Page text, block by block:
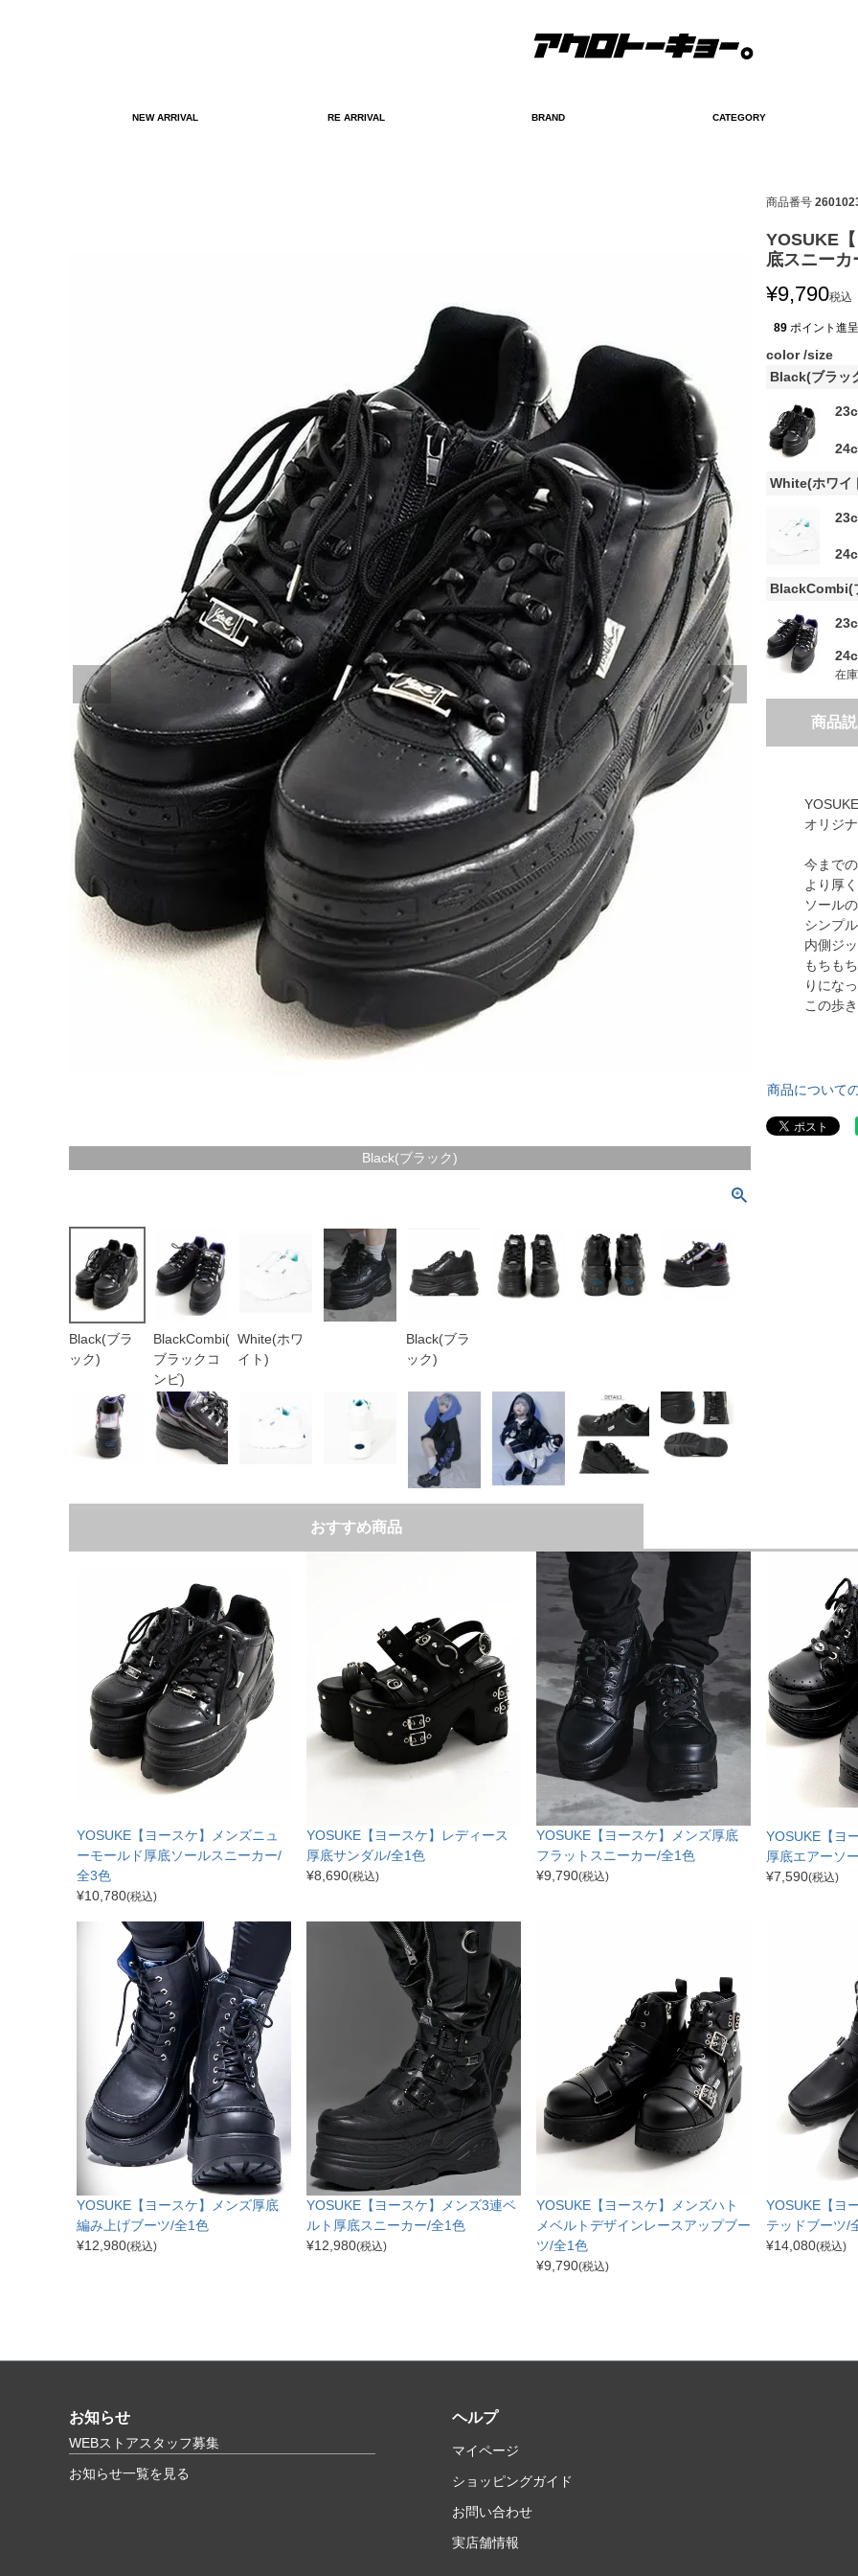
NEW ARRIVAL RE ARRIVAL BRAND
CATEGORY
Black(ブラック)
Black(ブラ
ック)
BlackCombi(
ブラックコ
ンビ)
White(ホワ
イト)
Black(ブラ
ック)
商品番号
YOSUKE
底スニーカ
¥9,790税込
89 ポイント進呈
color size
Black(ブラッ
White(ホワイ
BlackCombi(
在
商品
オリジ
今まで
より厚
ソール
シンプ
内側ジ
もちも
りにな
この歩
商品について
おすすめ商品
YOSUKE【ヨースケ】メンズニュ
ーモールド厚底ソールスニーカー/
全3色
¥10,780(税込)
YOSUKE【ヨースケ】レディース
厚底サンダル/全1色
¥8,690(税込)
YOSUKE【ヨースケ】メンズ厚底
フラットスニーカー/全1色
¥9,790(税込)
YOSUKE【ヨ
厚底エアーソ
¥7,590(税込)
YOSUKE【ヨースケ】メンズ厚底
編み上げブーツ/全1色
¥12,980(税込)
YOSUKE【ヨースケ】メンズ3連ベ
ルト厚底スニーカー/全1色
¥12,980(税込)
YOSUKE【ヨースケ】メンズハト
メベルトデザインレースアップブー
ツ/全1色
¥9,790(税込)
YOSUKE【ヨ
テッドブーツ/
¥14,080(税込)
お知らせ
WEBストアスタッフ募集
お知らせ一覧を見る
ヘルプ
マイページ
ショッピングガイド
お問い合わせ
実店舗情報